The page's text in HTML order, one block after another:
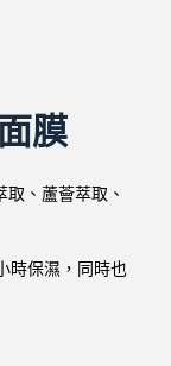
膜
、蘆薈萃取、
時保濕，同時也